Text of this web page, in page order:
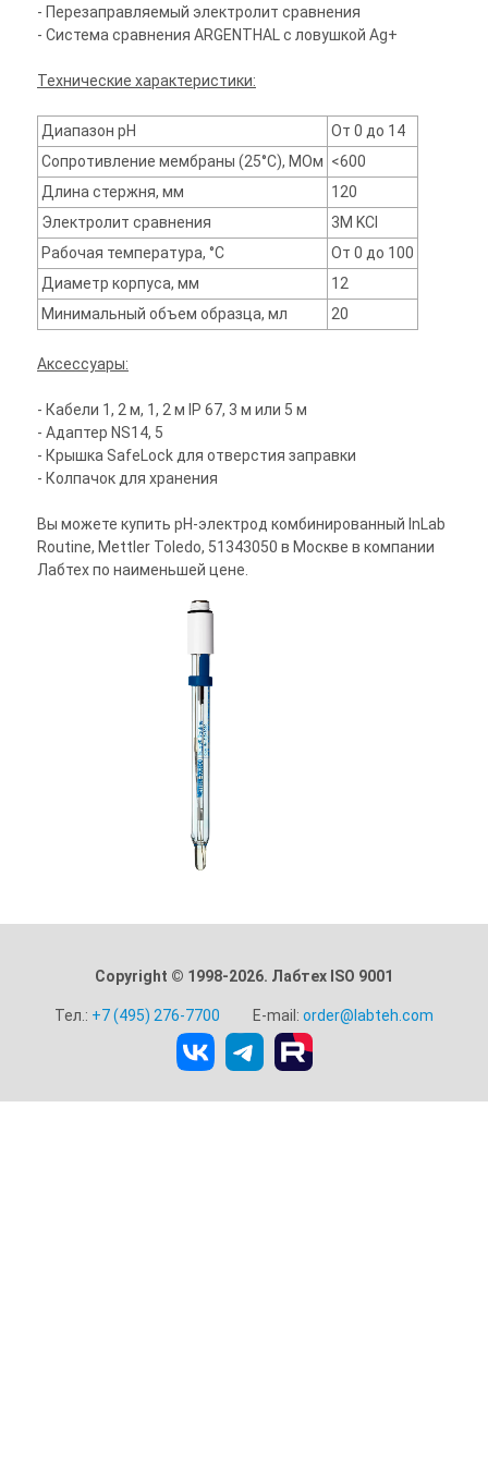
- Перезаправляемый электролит сравнения
- Система сравнения ARGENTHAL с ловушкой Ag+
Технические характеристики:
Диапазон pH
От 0 до 14
Сопротивление мембраны (25°С), МОм <600
Длина стержня, мм
120
Электролит сравнения
3М KCl
Рабочая температура, °С
От 0 до 100
Диаметр корпуса, мм
12
Минимальный объем образца, мл
20
Аксессуары:
- Кабели 1, 2 м, 1, 2 м IP 67, 3 м или 5 м
- Адаптер NS14, 5
- Крышка SafeLock для отверстия заправки
- Колпачок для хранения
Вы можете купить pH-электрод комбинированный InLab
Routine, Mettler Toledo, 51343050 в Москве в компании
Лабтех по наименьшей цене.
Copyright © 1998-2026. Лабтех ISO 9001
Тел.: +7 (495) 276-7700 E-mail: order@labteh.com